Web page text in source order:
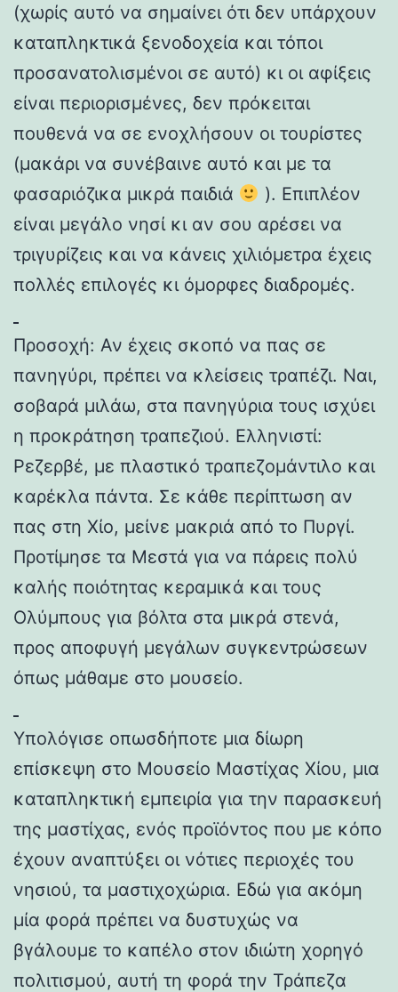
(χωρίς αυτό να σημαίνει ότι δεν υπάρχουν
καταπληκτικά ξενοδοχεία και τόποι
προσανατολισμένοι σε αυτό) κι οι αφίξεις
είναι περιορισμένες, δεν πρόκειται
πουθενά να σε ενοχλήσουν οι τουρίστες
(μακάρι να συνέβαινε αυτό και με τα
φασαριόζικα μικρά παιδιά
). Επιπλέον
είναι μεγάλο νησί κι αν σου αρέσει να
τριγυρίζεις και να κάνεις χιλιόμετρα έχεις
πολλές επιλογές κι όμορφες διαδρομές.
Προσοχή: Αν έχεις σκοπό να πας σε
πανηγύρι, πρέπει να κλείσεις τραπέζι. Ναι,
σοβαρά μιλάω, στα πανηγύρια τους ισχύει
η προκράτηση τραπεζιού. Ελληνιστί:
Ρεζερβέ, με πλαστικό τραπεζομάντιλο και
καρέκλα πάντα. Σε κάθε περίπτωση αν
πας στη Χίο, μείνε μακριά από το Πυργί.
Προτίμησε τα Μεστά για να πάρεις πολύ
καλής ποιότητας κεραμικά και τους
Ολύμπους για βόλτα στα μικρά στενά,
προς αποφυγή μεγάλων συγκεντρώσεων
όπως μάθαμε στο μουσείο.
Υπολόγισε οπωσδήποτε μια δίωρη
επίσκεψη στο Μουσείο Μαστίχας Χίου, μια
καταπληκτική εμπειρία για την παρασκευή
της μαστίχας, ενός προϊόντος που με κόπο
έχουν αναπτύξει οι νότιες περιοχές του
νησιού, τα μαστιχοχώρια. Εδώ για ακόμη
μία φορά πρέπει να δυστυχώς να
βγάλουμε το καπέλο στον ιδιώτη χορηγό
πολιτισμού, αυτή τη φορά την Τράπεζα